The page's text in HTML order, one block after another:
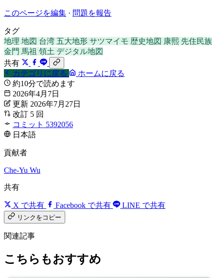
このページを編集 · 問題を報告
タグ
地理 地図 台湾 五大地形 サツマイモ 歴史地図 康熙 先住民族
金門 馬祖 領土 デジタル地図
共有
カテゴリに戻る
ホームに戻る
約10分で読めます
2026年4月7日
更新 2026年7月27日
改訂 5 回
コミット 5392056
日本語
貢献者
Che-Yu Wu
共有
X で共有 Facebook で共有 LINE で共有
リンクをコピー
関連記事
こちらもおすすめ